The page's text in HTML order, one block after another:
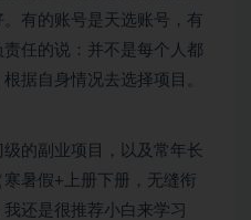
有的账号是天选账号，有
任的说：并不是每个人都
据自身情况去选择项目。
的副业项目，以及常年长
暑假+上册下册，无缝衔
还是很推荐小白来学习